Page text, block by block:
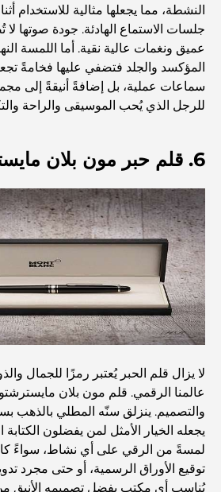
أفضل المدارس في دبي مارينا: دليل
مطاعم في دبي هيلز: أفضل أماكن
المجتمعات السكنية المطلة على
فاخرة على شاطئ البحر
أفضل البنوك في دبي للمقيمين
أفضل مطاعم شرائح اللحم في دبي:
أغلى دولة في العالم: تصنيف عالمي
دليل صالات الرياضة في داماك هيلز:
البدنية في المنطقة المحيطة
أفضل مراكز التسوق في دبي للتسوق
النشطة، مما يجعلها مثالية للاستخدام
جلسات الاستماع الهادئة. جودة صوتها
عميق ونغمات عالية نقية. أما اللمسة
المؤكسد والجلد فتضفي عليها فخامةً
سماعات عملية، بل إضافةً أنيقةً إلى
للرجل الذي يُحب الموسيقى والراحة
6. قلم حبر مون بلان مايسترستوش
لا يزال قلم الحبر يُعتبر رمزًا للجمال
عالمنا الرقمي. قلم مون بلان
والتصميم. ينزلق سنّه المطلي بالذهب
يجعله الخيار الأمثل لمن يفضلون الكتابة
لمسةً من الرقي على أي نشاط، سواءً كان
توقيع الأوراق الرسمية، أو حتى مجرد
يُناسب أي مكتب بفضل تصميمه الأنيق من